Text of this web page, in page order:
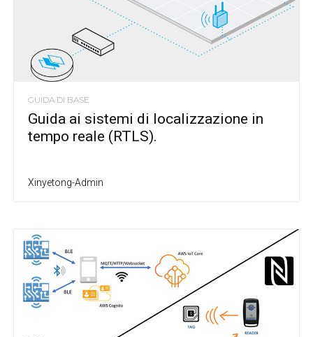
GUIDA DI BASE
Guida ai sistemi di localizzazione in
tempo reale (RTLS).
Xinyetong-Admin